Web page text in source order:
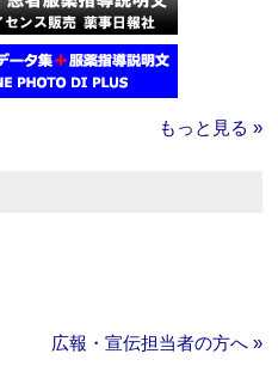
もっと見る »
広報・宣伝担当者の方へ »